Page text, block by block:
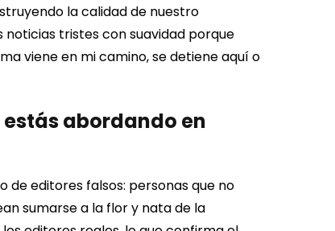
la calidad de nuestro
noticias tristes con suavidad porque
viene en mi camino, se detiene aquí o
abordando en
de editores falsos: personas que no
sumarse a la flor y nata de la